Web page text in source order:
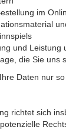
im
und Leistung
die Sie uns
Daten nur
richtet sich